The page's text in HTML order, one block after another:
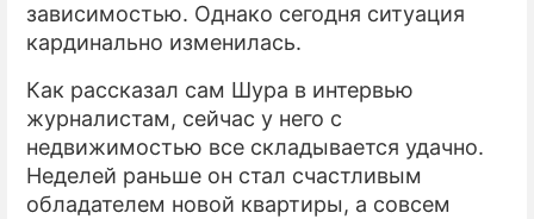
зависимостью. Однако сегодня ситуация
кардинально изменилась.
Как рассказал сам Шура в интервью
журналистам, сейчас у него с
недвижимостью все складывается удачно.
Неделей раньше он стал счастливым
обладателем новой квартиры, а совсем